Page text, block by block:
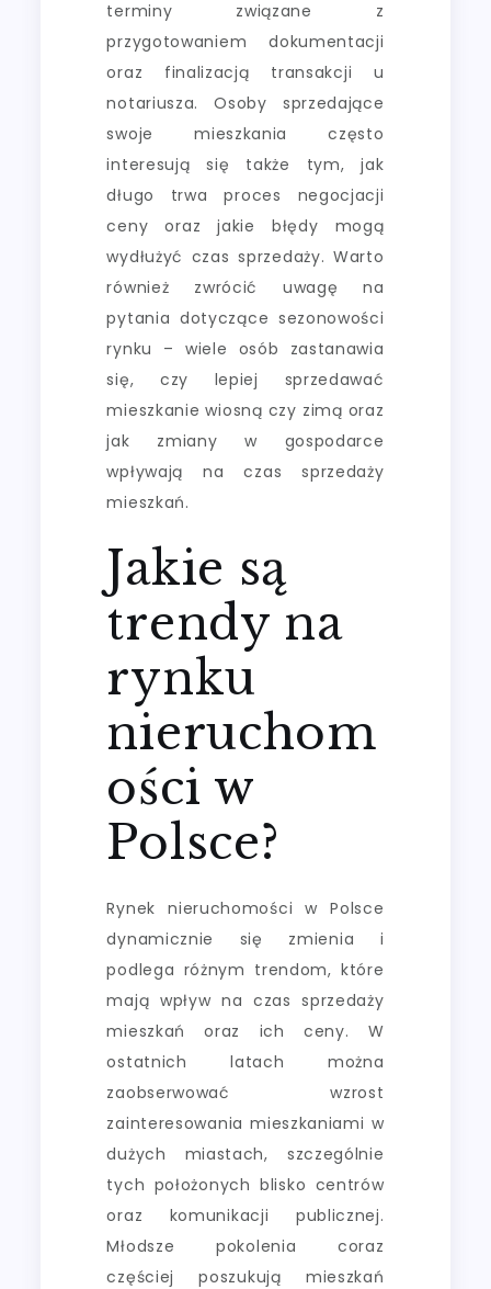
terminy związane z
przygotowaniem dokumentacji
oraz finalizacją transakcji u
notariusza. Osoby sprzedające
swoje mieszkania często
interesują się także tym, jak
długo trwa proces negocjacji
ceny oraz jakie błędy mogą
wydłużyć czas sprzedaży. Warto
również zwrócić uwagę na
pytania dotyczące sezonowości
rynku – wiele osób zastanawia
się, czy lepiej sprzedawać
mieszkanie wiosną czy zimą oraz
jak zmiany w gospodarce
wpływają na czas sprzedaży
mieszkań.
Jakie są
trendy na
rynku
nieruchom
ości w
Polsce?
Rynek nieruchomości w Polsce
dynamicznie się zmienia i
podlega różnym trendom, które
mają wpływ na czas sprzedaży
mieszkań oraz ich ceny. W
ostatnich latach można
zaobserwować wzrost
zainteresowania mieszkaniami w
dużych miastach, szczególnie
tych położonych blisko centrów
oraz komunikacji publicznej.
Młodsze pokolenia coraz
częściej poszukują mieszkań